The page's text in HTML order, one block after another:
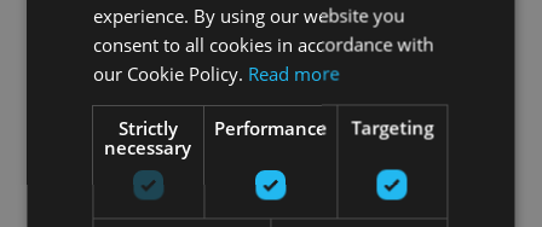
experience. By using our website you
consent to all cookies in accordance with
our Cookie Policy. Read more
Strictly
necessary
Performance Targeting